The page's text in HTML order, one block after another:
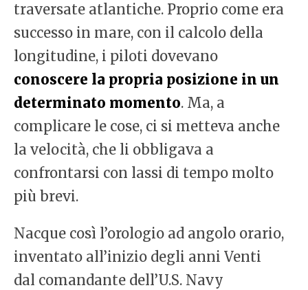
traversate atlantiche. Proprio come era
successo in mare, con il calcolo della
longitudine, i piloti dovevano
conoscere la propria posizione in un
determinato momento. Ma, a
complicare le cose, ci si metteva anche
la velocità, che li obbligava a
confrontarsi con lassi di tempo molto
più brevi.
Nacque così l’orologio ad angolo orario,
inventato all’inizio degli anni Venti
dal comandante dell’U.S. Navy